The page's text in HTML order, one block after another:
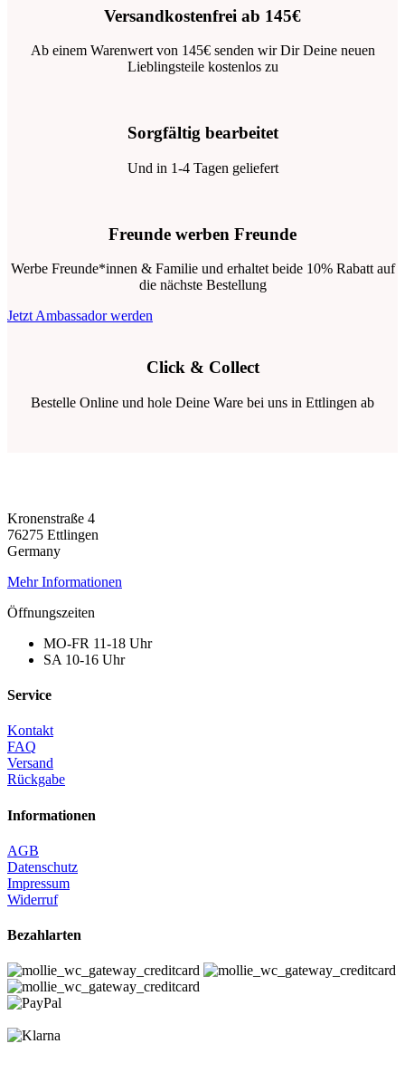
Versandkostenfrei ab 145€
Ab einem Warenwert von 145€ senden wir Dir Deine neuen
Lieblingsteile kostenlos zu
Sorgfältig bearbeitet
Und in 1-4 Tagen geliefert
Freunde werben Freunde
Werbe Freunde*innen & Familie und erhaltet beide 10% Rabatt auf
die nächste Bestellung
Jetzt Ambassador werden
Click & Collect
Bestelle Online und hole Deine Ware bei uns in Ettlingen ab
Kronenstraße 4
76275 Ettlingen
Germany
Mehr Informationen
Öffnungszeiten
MO-FR 11-18 Uhr
SA 10-16 Uhr
Service
Kontakt
FAQ
Versand
Rückgabe
Informationen
AGB
Datenschutz
Impressum
Widerruf
Bezahlarten